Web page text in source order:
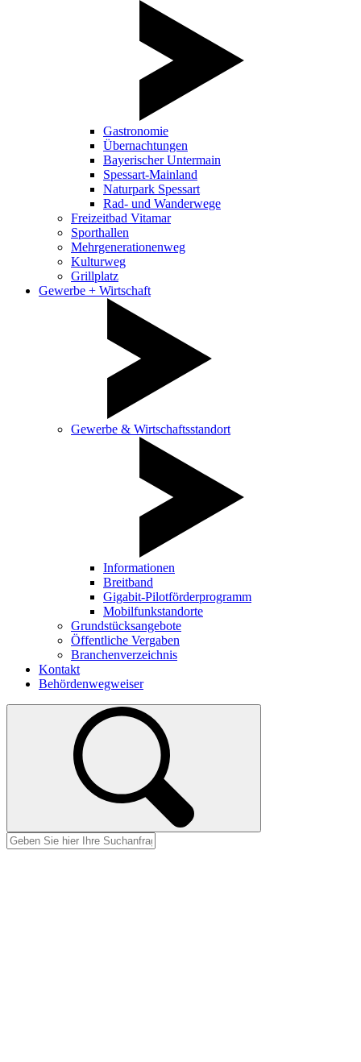
Gastronomie
Übernachtungen
Bayerischer Untermain
Spessart-Mainland
Naturpark Spessart
Rad- und Wanderwege
Freizeitbad Vitamar
Sporthallen
Mehrgenerationenweg
Kulturweg
Grillplatz
Gewerbe + Wirtschaft
Gewerbe & Wirtschaftsstandort
Informationen
Breitband
Gigabit-Pilotförderprogramm
Mobilfunkstandorte
Grundstücksangebote
Öffentliche Vergaben
Branchenverzeichnis
Kontakt
Behördenwegweiser